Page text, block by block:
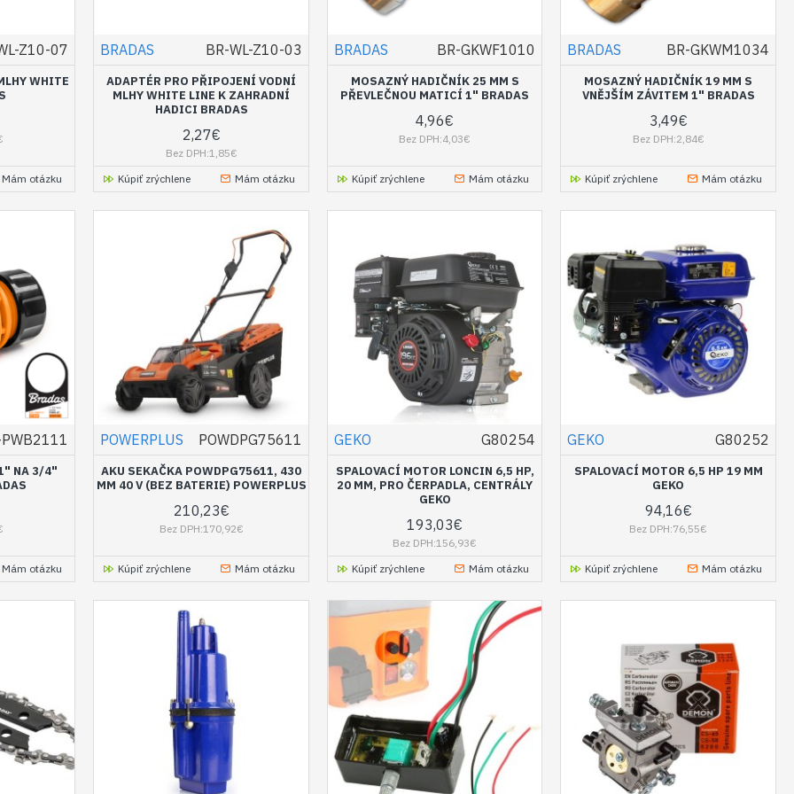
Z10-07
WHITE
Mám otázku
BRADAS BR-WL-Z10-03
ADAPTÉR PRO PŘIPOJENÍ VODNÍ
MLHY WHITE LINE K ZAHRADNÍ
HADICI BRADAS
2,27€
Bez DPH:1,85€
Kúpiť zrýchlene
Mám otázku
BRADAS BR-GKWF1010
MOSAZNÝ HADIČNÍK 25 MM S
PŘEVLEČNOU MATICÍ 1" BRADAS
4,96€
Bez DPH:4,03€
Kúpiť zrýchlene Mám otázku
BRADAS BR-GKWM1034
MOSAZNÝ HADIČNÍK 19 MM S
VNĚJŠÍM ZÁVITEM 1" BRADAS
3,49€
Bez DPH:2,84€
Kúpiť zrýchlene Mám otázku
PWB2111
NA 3/4"
Mám otázku
POWERPLUS POWDPG75611
AKU SEKAČKA POWDPG75611, 430
MM 40 V (BEZ BATERIE) POWERPLUS
210,23€
Bez DPH:170,92€
Kúpiť zrýchlene Mám otázku
GEKO G80254
SPALOVACÍ MOTOR LONCIN 6,5 HP,
20 MM, PRO ČERPADLA, CENTRÁLY
GEKO
193,03€
Bez DPH:156,93€
Kúpiť zrýchlene
Mám otázku
GEKO G80252
SPALOVACÍ MOTOR 6,5 HP 19 MM
GEKO
94,16€
Bez DPH:76,55€
Kúpiť zrýchlene Mám otázku